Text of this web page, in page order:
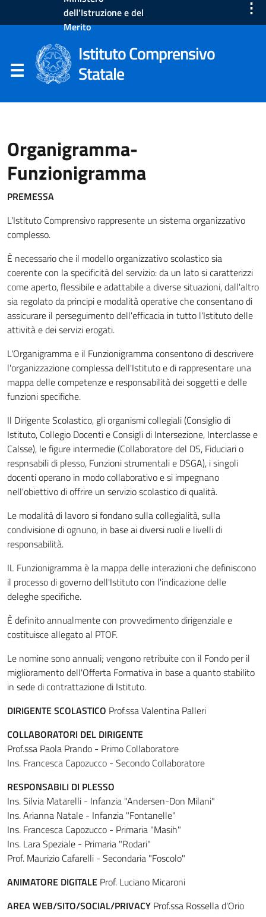
dell'Istruzione e del
Merito
⋮
Istituto Comprensivo
Statale
Organigramma-
Funzionigramma
PREMESSA
L'Istituto Comprensivo rappresente un sistema organizzativo
complesso.
È necessario che il modello organizzativo scolastico sia
coerente con la specificità del servizio: da un lato si caratterizzi
come aperto, flessibile e adattabile a diverse situazioni, dall'altro
sia regolato da principi e modalità operative che consentano di
assicurare il perseguimento dell'efficacia in tutto l'Istituto delle
attività e dei servizi erogati.
L'Organigramma e il Funzionigramma consentono di descrivere
l'organizzazione complessa dell'Istituto e di rappresentare una
mappa delle competenze e responsabilità dei soggetti e delle
funzioni specifiche.
Il Dirigente Scolastico, gli organismi collegiali (Consiglio di
Istituto, Collegio Docenti e Consigli di Intersezione, Interclasse e
Calsse), le figure intermedie (Collaboratore del DS, Fiduciari o
respnsabili di plesso, Funzioni strumentali e DSGA), i singoli
docenti operano in modo collaborativo e si impegnano
nell'obiettivo di offrire un servizio scolastico di qualità.
Le modalità di lavoro si fondano sulla collegialità, sulla
condivisione di ognuno, in base ai diversi ruoli e livelli di
responsabilità.
IL Funzionigramma è la mappa delle interazioni che definiscono
il processo di governo dell'Istituto con l'indicazione delle
deleghe specifiche.
È definito annualmente con provvedimento dirigenziale e
costituisce allegato al PTOF.
Le nomine sono annuali; vengono retribuite con il Fondo per il
miglioramento dell'Offerta Formativa in base a quanto stabilito
in sede di contrattazione di Istituto.
DIRIGENTE SCOLASTICO Prof.ssa Valentina Palleri
COLLABORATORI DEL DIRIGENTE
Prof.ssa Paola Prando - Primo Collaboratore
Ins. Francesca Capozucco - Secondo Collaboratore
RESPONSABILI DI PLESSO
Ins. Silvia Matarelli - Infanzia "Andersen-Don Milani"
Ins. Arianna Natale - Infanzia "Fontanelle"
Ins. Francesca Capozucco - Primaria "Masih"
Ins. Lara Speziale - Primaria "Rodari"
Prof. Maurizio Cafarelli - Secondaria "Foscolo"
ANIMATORE DIGITALE Prof. Luciano Micaroni
AREA WEB/SITO/SOCIAL/PRIVACY Prof.ssa Rossella d'Orio